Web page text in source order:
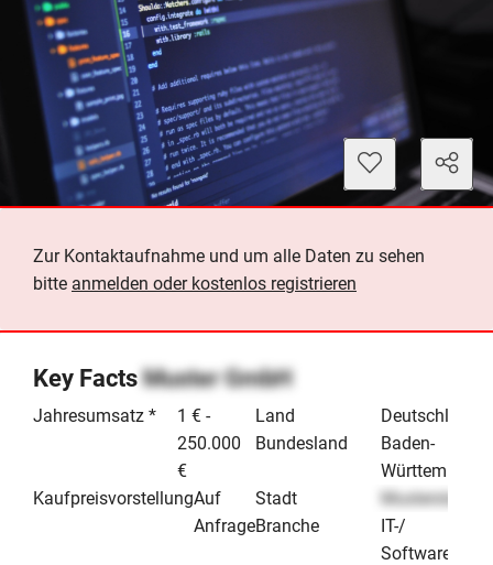
Zur Kontaktaufnahme und um alle Daten zu sehen
bitte anmelden oder kostenlos registrieren
Key FactsMuster GmbH
Jahresumsatz *
1 € -
250.000
€
KaufpreisvorstellungAuf
Anfrage
Land
Deutschland
Bundesland
Baden-
Württemberg
Stadt
Musterstadt
Branche
IT-/
Software-